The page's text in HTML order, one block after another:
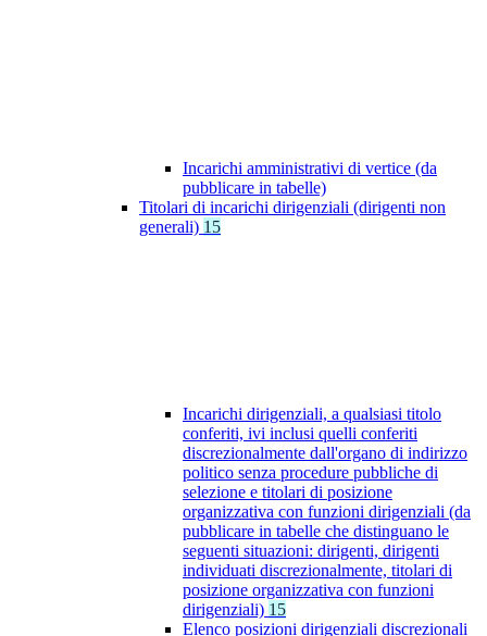
Incarichi amministrativi di vertice (da
pubblicare in tabelle)
Titolari di incarichi dirigenziali (dirigenti non
generali) 15
Incarichi dirigenziali, a qualsiasi titolo
conferiti, ivi inclusi quelli conferiti
discrezionalmente dall'organo di indirizzo
politico senza procedure pubbliche di
selezione e titolari di posizione
organizzativa con funzioni dirigenziali (da
pubblicare in tabelle che distinguano le
seguenti situazioni: dirigenti, dirigenti
individuati discrezionalmente, titolari di
posizione organizzativa con funzioni
dirigenziali) 15
Elenco posizioni dirigenziali discrezionali